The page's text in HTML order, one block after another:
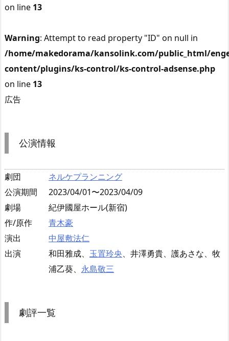
on line 13
Warning: Attempt to read property "ID" on null in
/home/makedorama/kansolink.com/public_html/
content/plugins/ks-control/ks-control-adsense.php
on line 13
広告
公演情報
劇団
ネルケプランニング
公演期間
2023/04/01〜2023/04/09
劇場
紀伊國屋ホール(新宿)
作/原作
青木豪
演出
中屋敷法仁
出演
和田雅成、 玉置玲央、井澤勇貴、護あさな、牧
浦乙葵、 永島敬三
劇評一覧